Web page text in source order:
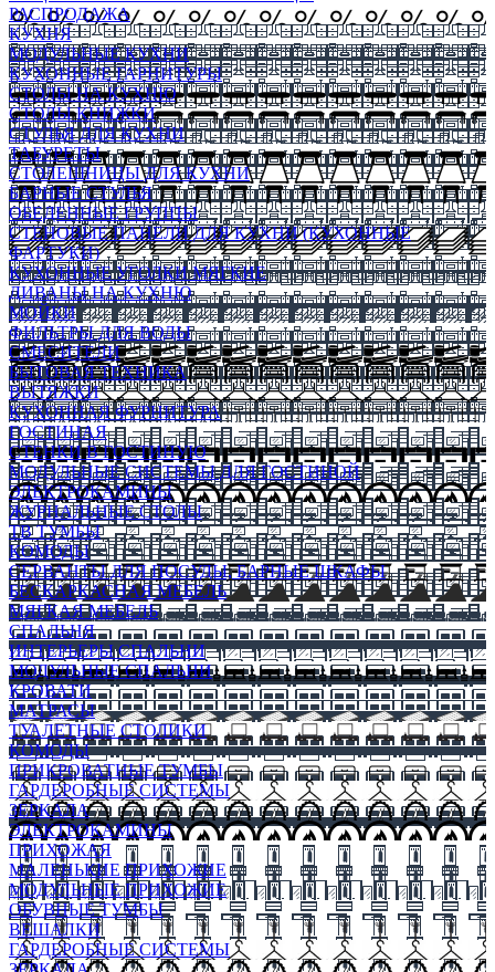
РАСПРОДАЖА
КУХНЯ
МОДУЛЬНЫЕ КУХНИ
КУХОННЫЕ ГАРНИТУРЫ
СТОЛЫ НА КУХНЮ
СТОЛЫ КНИЖКИ
СТУЛЬЯ ДЛЯ КУХНИ
ТАБУРЕТЫ
СТОЛЕШНИЦЫ ДЛЯ КУХНИ
БАРНЫЕ СТУЛЬЯ
ОБЕДЕННЫЕ ГРУППЫ
СТЕНОВЫЕ ПАНЕЛИ ДЛЯ КУХНИ (КУХОННЫЕ
ФАРТУКИ)
КУХОННЫЕ УГОЛКИ МЯГКИЕ
ДИВАНЫ НА КУХНЮ
МОЙКИ
ФИЛЬТРЫ ДЛЯ ВОДЫ
СМЕСИТЕЛИ
БЫТОВАЯ ТЕХНИКА
ВЫТЯЖКИ
КУХОННАЯ ФУРНИТУРА
ГОСТИНАЯ
СТЕНКИ В ГОСТИНУЮ
МОДУЛЬНЫЕ СИСТЕМЫ ДЛЯ ГОСТИНОЙ
ЭЛЕКТРОКАМИНЫ
ЖУРНАЛЬНЫЕ СТОЛЫ
ТВ ТУМБЫ
КОМОДЫ
СЕРВАНТЫ ДЛЯ ПОСУДЫ, БАРНЫЕ ШКАФЫ
БЕСКАРКАСНАЯ МЕБЕЛЬ
МЯГКАЯ МЕБЕЛЬ
СПАЛЬНЯ
ИНТЕРЬЕРЫ СПАЛЬНИ
МОДУЛЬНЫЕ СПАЛЬНИ
КРОВАТИ
МАТРАСЫ
ТУАЛЕТНЫЕ СТОЛИКИ
КОМОДЫ
ПРИКРОВАТНЫЕ ТУМБЫ
ГАРДЕРОБНЫЕ СИСТЕМЫ
ЗЕРКАЛА
ЭЛЕКТРОКАМИНЫ
ПРИХОЖАЯ
МАЛЕНЬКИЕ ПРИХОЖИЕ
МОДУЛЬНЫЕ ПРИХОЖИЕ
ОБУВНЫЕ ТУМБЫ
ВЕШАЛКИ
ГАРДЕРОБНЫЕ СИСТЕМЫ